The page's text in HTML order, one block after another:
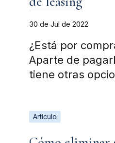
30 de Jul de 2022
¿Está por
Aparte de
tiene otras
Artículo